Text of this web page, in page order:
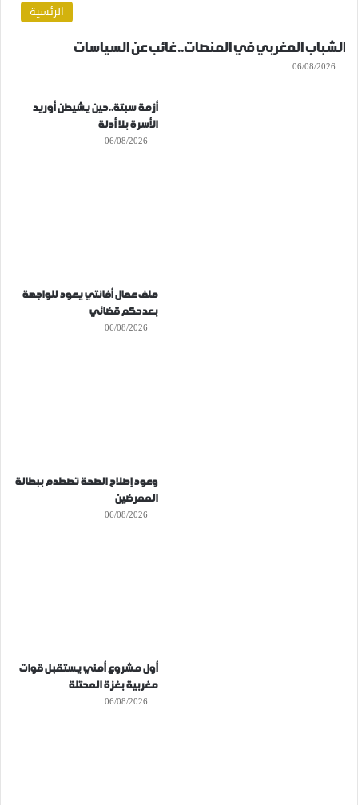
الرئسية
الشباب المغربي في المنصات.. غائب عن السياسات
06/08/2026
أزمة سبتة..حين يشيطن أوريد
الأسرة بلا أدلة
06/08/2026
ملف عمال أفانتي يعود للواجهة
بعدحكم قضائي
06/08/2026
وعود إصلاح الصحة تصطدم ببطالة
الممرضين
06/08/2026
أول مشروع أمني يستقبل قوات
مغربية بغزة المحتلة
06/08/2026